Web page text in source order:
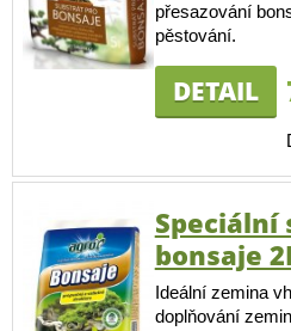
přesazování
pěstování.
DETAIL
Speciální
bonsaje
Ideální zemina
doplňování